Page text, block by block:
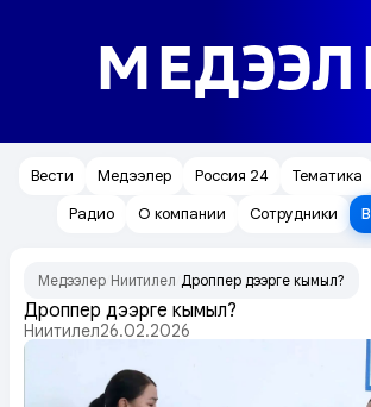
Вести Медээлер Россия 24 Тематика
Радио
О компании Сотрудники
Медээлер Ниитилел Дроппер дээрге кымыл?
Дроппер дээрге кымыл?
Ниитилел26.02.2026